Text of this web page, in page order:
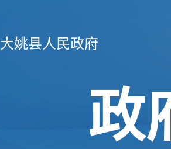
大姚县人民政府
政